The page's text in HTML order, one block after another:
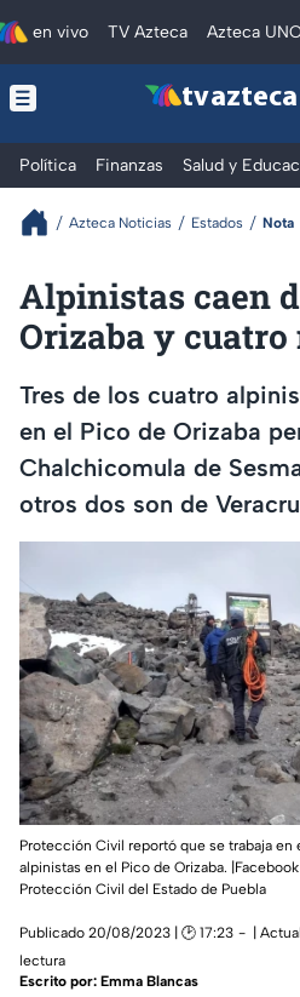
en vivo TV Azteca Azteca
tv azteca
Política Finanzas Salud y
Azteca Noticias Estados Nota
Alpinistas caen
Orizaba y cuatro
Tres de los cuatro
en el Pico de Orizaba
Chalchicomula de
otros dos son de
Protección Civil reportó que se trabaja
alpinistas en el Pico de Orizaba.
Protección Civil del Estado de Puebla
Publicado 20/08/2023 | 🕑 17:23 |
lectura
Escrito por: Emma Blancas